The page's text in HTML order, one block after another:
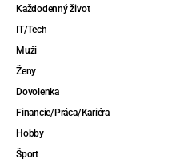
Každodenný život
IT/Tech
Muži
Ženy
Dovolenka
Financie/Práca/Kariéra
Hobby
Šport